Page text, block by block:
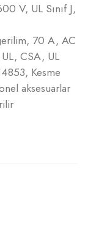
V, UL Sınıf J,
70 A, AC
CSA, UL
Kesme
aksesuarlar